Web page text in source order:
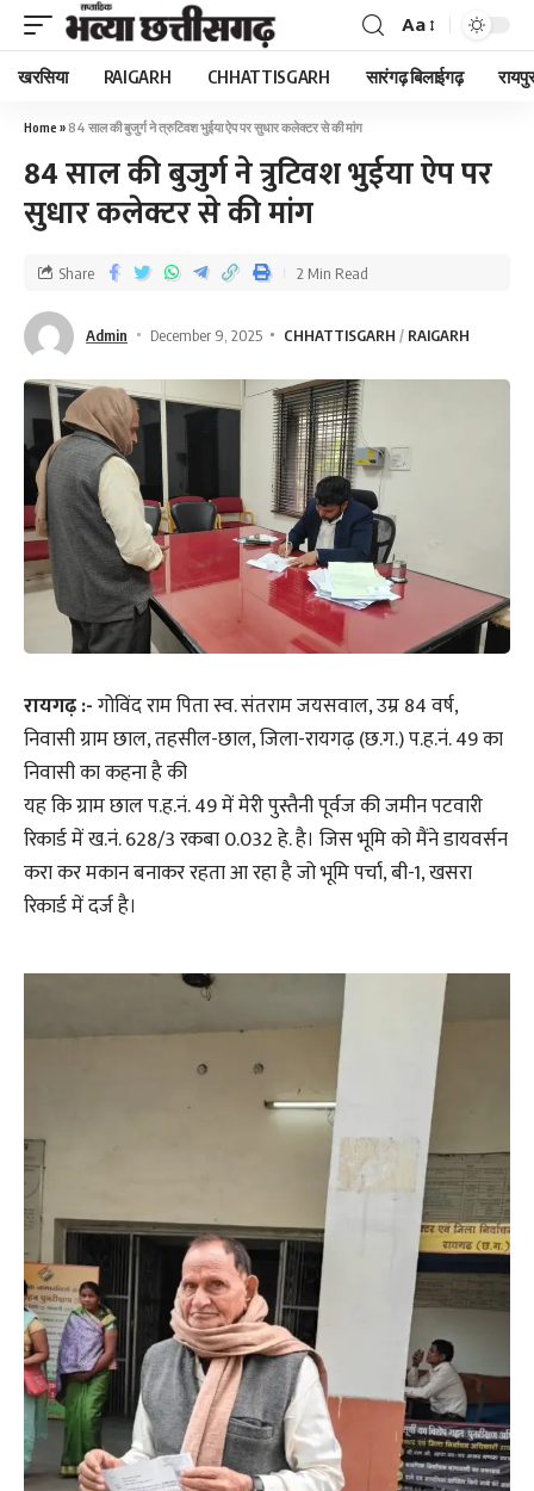
Aa
खरसिया RAIGARH CHHATTISGARH सारंगढ़ बिलाईगढ़
Home » 84 साल की बुजुर्ग ने त्रुटिवश भुईया ऐप पर सुधार कलेक्टर से की मांग
84 साल की बुजुर्ग ने त्रुटिवश भुईया ऐप पर
सुधार कलेक्टर से की मांग
Admin December 9, 2025 CHHATTISGARH RAIGARH
Share 2 Min Read
रायगढ़ :-गोविंद राम पिता स्व. संतराम जयसवाल, उम्र 84 वर्ष,
निवासी ग्राम छाल, तहसील-छाल, जिला-रायगढ़ (छ.ग.) प.ह.नं. 49 का
निवासी का कहना है की
यह कि ग्राम छाल प.ह.नं. 49 में मेरी पुस्तैनी पूर्वज की जमीन पटवारी
रिकार्ड में ख.नं. 628/3 रकबा 0.032 हे. है। जिस भूमि को मैंने डायवर्सन
करा कर मकान बनाकर रहता आ रहा है जो भूमि पर्चा, बी-1, खसरा
रिकार्ड में दर्ज है।